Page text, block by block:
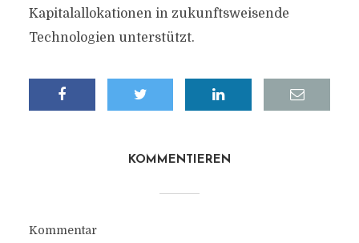
Kapitalallokationen in zukunftsweisende
Technologien unterstützt.
KOMMENTIEREN
Kommentar